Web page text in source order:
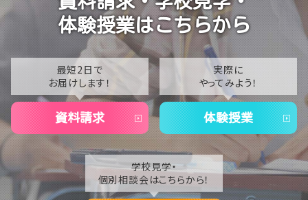
験(^^♪
【大宮第二】生徒の企画で『鉄道博物館』に行ってきまし
た⭐
2023
2021
2020
体験授業はこちらから
最短2日で
お届けします！
資料請求
実際に
やってみよう！
体験授業
学校見学・
個別相談会はこちらから！